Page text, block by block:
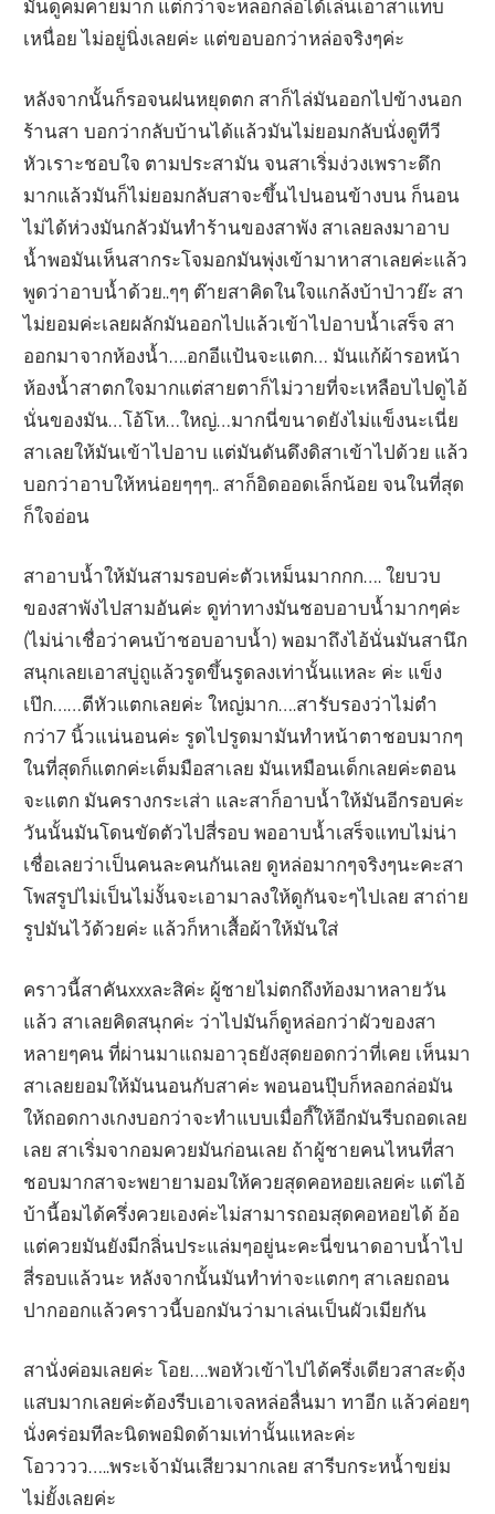
มันดูคมคายมาก แต่กว่าจะหลอกล่อได้เล่นเอาสาแทบ
เหนื่อย ไม่อยู่นิ่งเลยค่ะ แต่ขอบอกว่าหล่อจริงๆค่ะ
หลังจากนั้นก็รอจนฝนหยุดตก สาก็ไล่มันออกไปข้างนอก
ร้านสา บอกว่ากลับบ้านได้แล้วมันไม่ยอมกลับนั่งดูทีวี
หัวเราะชอบใจ ตามประสามัน จนสาเริ่มง่วงเพราะดึก
มากแล้วมันก็ไม่ยอมกลับสาจะขึ้นไปนอนข้างบน ก็นอน
ไม่ได้ห่วงมันกลัวมันทำร้านของสาพัง สาเลยลงมาอาบ
น้ำพอมันเห็นสากระโจมอกมันพุ่งเข้ามาหาสาเลยค่ะแล้ว
พูดว่าอาบน้ำด้วย..ๆๆ ต๊ายสาคิดในใจแกล้งบ้าป่าวย๊ะ สา
ไม่ยอมค่ะเลยผลักมันออกไปแล้วเข้าไปอาบน้ำเสร็จ สา
ออกมาจากห้องน้ำ….อกอีแป้นจะแตก… มันแก้ผ้ารอหน้า
ห้องน้ำสาตกใจมากแต่สายตาก็ไม่วายที่จะเหลือบไปดูไอ้
นั่นของมัน…โอ้โห…ใหญ่…มากนี่ขนาดยังไม่แข็งนะเนี่ย
สาเลยให้มันเข้าไปอาบ แต่มันดันดึงดิสาเข้าไปด้วย แล้ว
บอกว่าอาบให้หน่อยๆๆๆ.. สาก็อิดออดเล็กน้อย จนในที่สุด
ก็ใจอ่อน
สาอาบน้ำให้มันสามรอบค่ะตัวเหม็นมากกก…. ใยบวบ
ของสาพังไปสามอันค่ะ ดูท่าทางมันชอบอาบน้ำมากๆค่ะ
(ไม่น่าเชื่อว่าคนบ้าชอบอาบน้ำ) พอมาถึงไอ้นั่นมันสานึก
สนุกเลยเอาสบู่ถูแล้วรูดขึ้นรูดลงเท่านั้นแหละ ค่ะ แข็ง
เป๊ก……ตีหัวแตกเลยค่ะ ใหญ่มาก….สารับรองว่าไม่ตำ
กว่า7 นิ้วแน่นอนค่ะ รูดไปรูดมามันทำหน้าตาชอบมากๆ
ในที่สุดก็แตกค่ะเต็มมือสาเลย มันเหมือนเด็กเลยค่ะตอน
จะแตก มันครางกระเส่า และสาก็อาบน้ำให้มันอีกรอบค่ะ
วันนั้นมันโดนขัดตัวไปสี่รอบ พออาบน้ำเสร็จแทบไม่น่า
เชื่อเลยว่าเป็นคนละคนกันเลย ดูหล่อมากๆจริงๆนะคะสา
โพสรูปไม่เป็นไม่งั้นจะเอามาลงให้ดูกันจะๆไปเลย สาถ่าย
รูปมันไว้ด้วยค่ะ แล้วก็หาเสื้อผ้าให้มันใส่
คราวนี้สาคันxxxละสิค่ะ ผู้ชายไม่ตกถึงท้องมาหลายวัน
แล้ว สาเลยคิดสนุกค่ะ ว่าไปมันก็ดูหล่อกว่าผัวของสา
หลายๆคน ที่ผ่านมาแถมอาวุธยังสุดยอดกว่าที่เคย เห็นมา
สาเลยยอมให้มันนอนกับสาค่ะ พอนอนปุ๊บก็หลอกล่อมัน
ให้ถอดกางเกงบอกว่าจะทำแบบเมื่อกี๊ให้อีกมันรีบถอดเลย
เลย สาเริ่มจากอมควยมันก่อนเลย ถ้าผู้ชายคนไหนที่สา
ชอบมากสาจะพยายามอมให้ควยสุดคอหอยเลยค่ะ แต่ไอ้
บ้านี้อมได้ครึ่งควยเองค่ะไม่สามารถอมสุดคอหอยได้ อ้อ
แต่ควยมันยังมีกลิ่นประแล่มๆอยู่นะคะนี่ขนาดอาบน้ำไป
สี่รอบแล้วนะ หลังจากนั้นมันทำท่าจะแตกๆ สาเลยถอน
ปากออกแล้วคราวนี้บอกมันว่ามาเล่นเป็นผัวเมียกัน
สานั่งค่อมเลยค่ะ โอย….พอหัวเข้าไปได้ครึ่งเดียวสาสะดุ้ง
แสบมากเลยค่ะต้องรีบเอาเจลหล่อลื่นมา ทาอีก แล้วค่อยๆ
นั่งคร่อมทีละนิดพอมิดด้ามเท่านั้นแหละค่ะ
โอวววว…..พระเจ้ามันเสียวมากเลย สารีบกระหน้ำขย่ม
ไม่ยั้งเลยค่ะ